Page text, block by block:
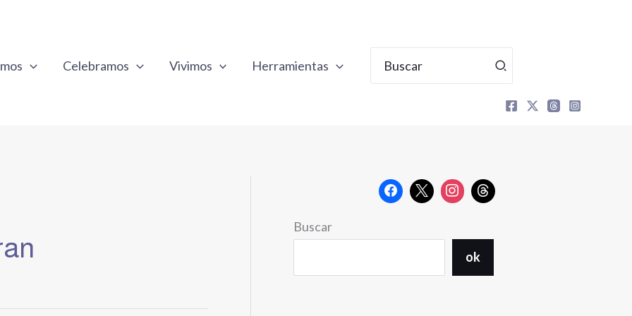
Celebramos Vivimos Herramientas
por:
Buscar
ok